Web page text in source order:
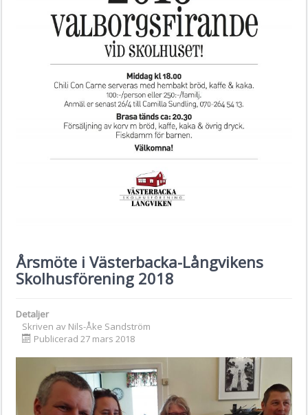
Årsmöte i Västerbacka-Långvikens
Skolhusförening 2018
Detaljer
Skriven av Nils-Åke Sandström
Publicerad 27 mars 2018